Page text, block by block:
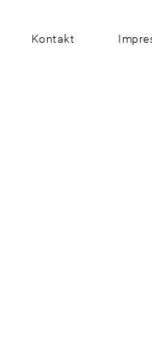
Kontakt